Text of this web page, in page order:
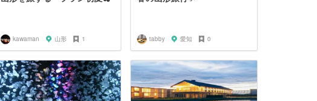
kawaman 山形 1 tabby 愛知 0